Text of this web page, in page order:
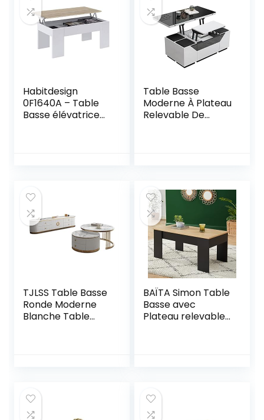
Habitdesign
0F1640A – Table
Basse élévatrice
45-56 cm
(Hauteur) x 50 cm
(Profondeur)
Table Basse
Moderne À Plateau
Relevable De
Rangement Caché
Et 4 Tabourets De
Rangement
Meubles De Salon
TJLSS Table Basse
Ronde Moderne
Blanche Table
(Color : A, Size : As
Shown)
BAÏTA Simon Table
Basse avec
Plateau relevable,